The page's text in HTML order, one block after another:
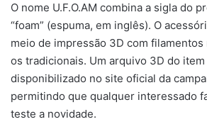
O nome U.F.O.AM combina a sigla do
“foam” (espuma, em inglês). O
meio de impressão 3D com filamentos
os tradicionais. Um arquivo 3D do
disponibilizado no site oficial da
permitindo que qualquer interessado
teste a novidade.